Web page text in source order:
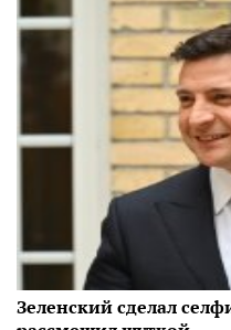
Зеленский сделал